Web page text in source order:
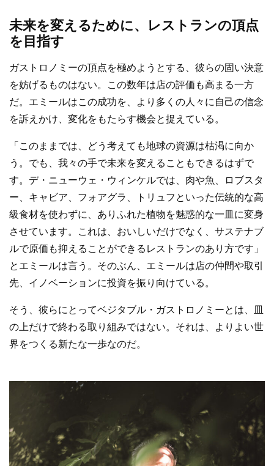
未来を変えるために、レストランの頂点
を目指す
ガストロノミーの頂点を極めようとする、彼らの固い決意
を妨げるものはない。この数年は店の評価も高まる一方
だ。エミールはこの成功を、より多くの人々に自己の信念
を訴えかけ、変化をもたらす機会と捉えている。
「このままでは、どう考えても地球の資源は枯渇に向か
う。でも、我々の手で未来を変えることもできるはずで
す。デ・ニューウェ・ウィンケルでは、肉や魚、ロブスタ
ー、キャビア、フォアグラ、トリュフといった伝統的な高
級食材を使わずに、ありふれた植物を魅惑的な一皿に変身
させています。これは、おいしいだけでなく、サステナブ
ルで原価も抑えることができるレストランのあり方です」
とエミールは言う。そのぶん、エミールは店の仲間や取引
先、イノベーションに投資を振り向けている。
そう、彼らにとってベジタブル・ガストロノミーとは、皿
の上だけで終わる取り組みではない。それは、よりよい世
界をつくる新たな一歩なのだ。